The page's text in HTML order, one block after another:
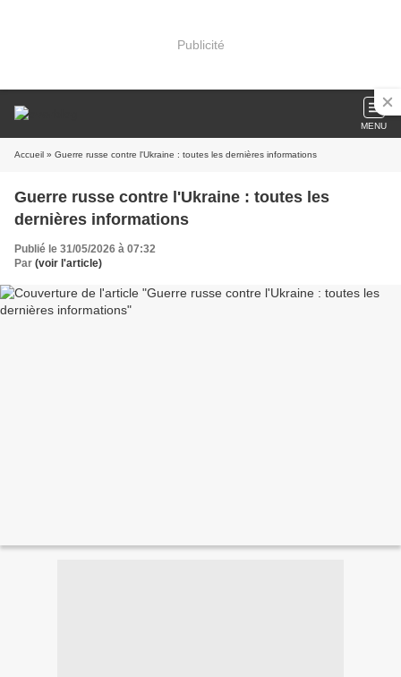
Publicité
MENU
Accueil » Guerre russe contre l'Ukraine : toutes les dernières informations
Guerre russe contre l'Ukraine : toutes les
dernières informations
Publié le 31/05/2026 à 07:32
Par (voir l'article)